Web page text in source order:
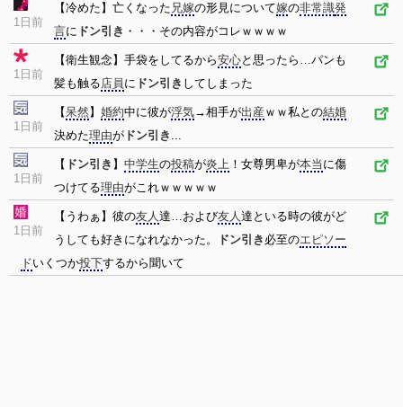
1日前
【冷めた】亡くなった 兄嫁の形見について嫁の非常識発
言に ドン引き ・・・その内容がコレｗｗｗｗ
1日前
【衛生観念】手袋をしてるから安心と思ったら…パンも
髪も触る店員 に ドン引き してしまった
1日前
【呆然】 婚約中に彼が浮気→相手が出産 ｗｗ私との結婚
決めた理由が ドン引き ...
1日前
【 ドン引き 】 中学生の投稿が炎上 ！女尊男卑が本当 に傷
つけてる理由がこれｗｗｗｗｗ
1日前
【うわぁ】彼の友人達…および友人達といる時の彼がど
うしても好きになれなかった。
ドン引き 必至のエピソー
ドいくつか投下するから聞いて